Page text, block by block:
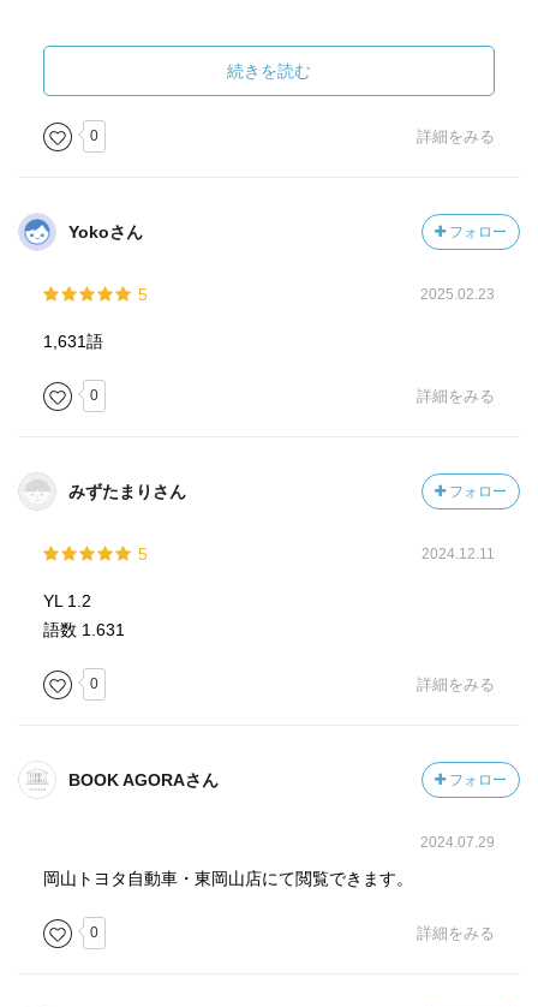
続きを読む
0 詳細をみる
Yokoさん フォロー
5 2025.02.23
1,631語
0 詳細をみる
みずたまりさん フォロー
5 2024.12.11
YL 1.2
語数 1.631
0 詳細をみる
BOOK AGORAさん フォロー
2024.07.29
岡山トヨタ自動車・東岡山店にて閲覧できます。
0 詳細をみる